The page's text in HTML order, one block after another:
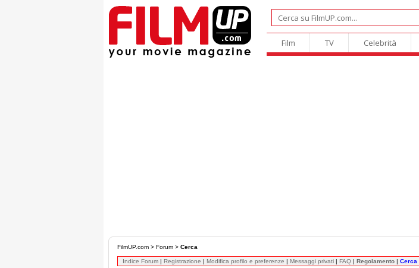
Film TV Celebrità
FilmUP.com > Forum > Cerca
Indice Forum | Registrazione | Modifica profilo e preferenze | Messaggi privati | FAQ | Regolamento | Cerca